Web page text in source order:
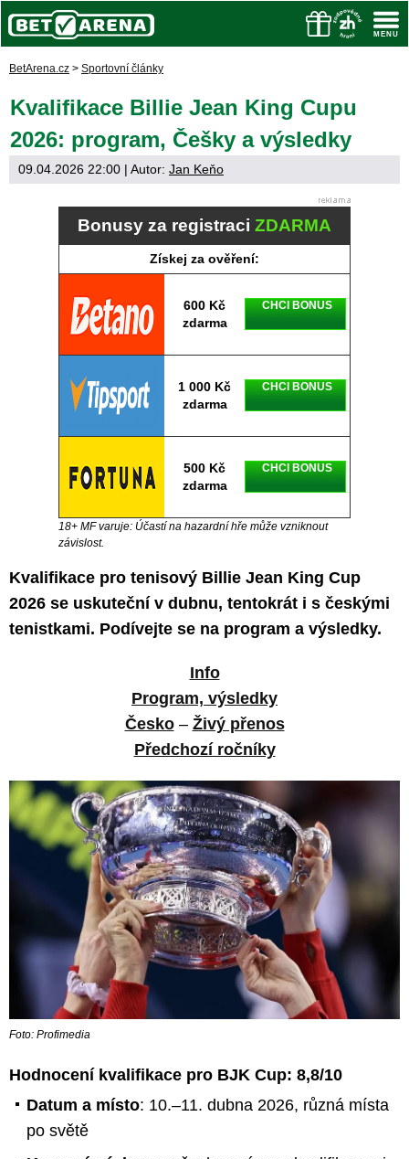
BetArena.cz > Sportovní články
Kvalifikace Billie Jean King Cupu
2026: program, Češky a výsledky
09.04.2026 22:00 | Autor: Jan Keňo
Bonusy za registraci ZDARMA
Získej za ověření:
600 Kč
zdarma
CHCI BONUS
1 000 Kč
zdarma
CHCI BONUS
500 Kč
zdarma
CHCI BONUS
18+ MF varuje: Účastí na hazardní hře může vzniknout
závislost.
Kvalifikace pro tenisový Billie Jean King Cup
2026 se uskuteční v dubnu, tentokrát i s českými
tenistkami. Podívejte se na program a výsledky.
Info
Program, výsledky
Česko– Živý přenos
Předchozí ročníky
Foto: Profimedia
Hodnocení kvalifikace pro BJK Cup: 8,8/10
Datum a místo: 10.–11. dubna 2026, různá místa
po světě